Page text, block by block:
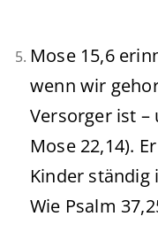
Mose 15,6
wenn wir
Versorger ist –
Mose 22,14).
Kinder ständig
Wie Psalm